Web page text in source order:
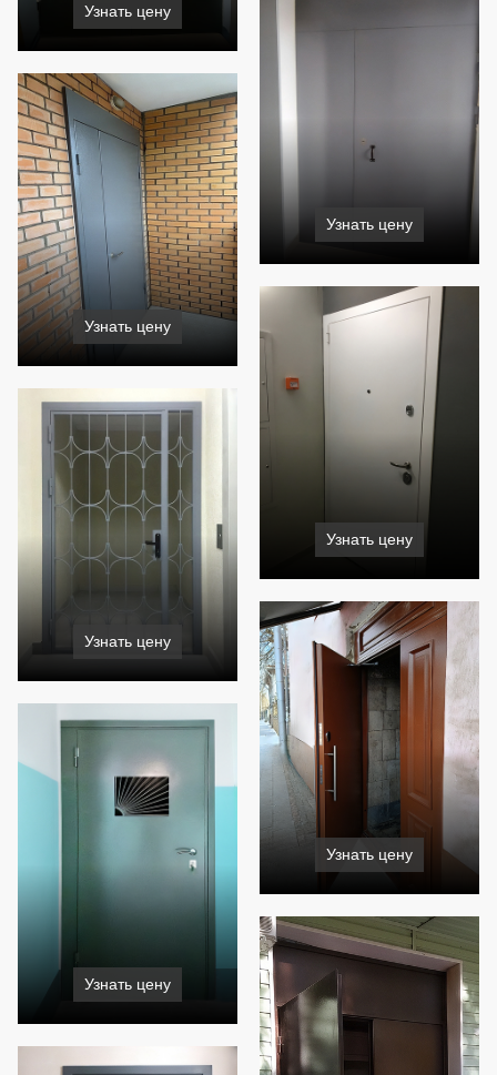
Узнать цену
Узнать цену
Узнать цену
Узнать цену
Узнать цену
Узнать цену
Узнать цену